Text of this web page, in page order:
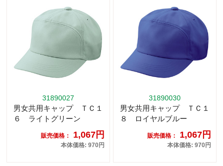
31890027
男女共用キャップ ＴＣ１
６ ライトグリーン
販売価格： 1,067円
本体価格: 970円
31890030
男女共用キャップ ＴＣ１
８ ロイヤルブルー
販売価格： 1,067円
本体価格: 970円